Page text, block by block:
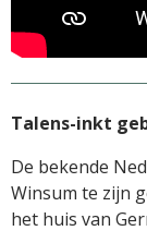
Talens-inkt
De bekende
Winsum te zijn
het huis van